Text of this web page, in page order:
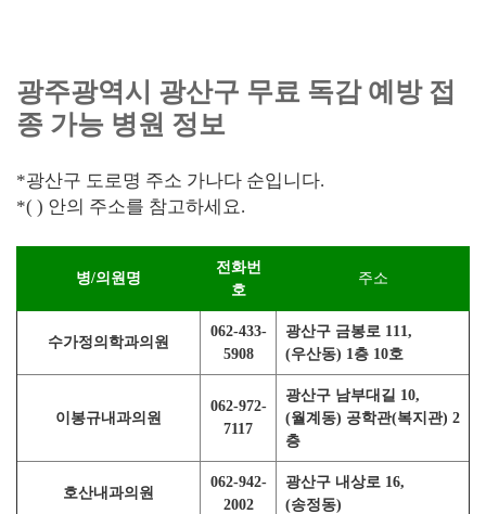
광주광역시 광산구 무료 독감 예방 접
종 가능 병원 정보
*광산구 도로명 주소 가나다 순입니다.
*( ) 안의 주소를 참고하세요.
병/의원명
전화번
호
주소
수가정의학과의원
062-433-
5908
광산구 금봉로 111,
(우산동) 1층 10호
이봉규내과의원
062-972-
7117
광산구 남부대길 10,
(월계동) 공학관(복지관) 2
층
호산내과의원
062-942-
2002
광산구 내상로 16,
(송정동)